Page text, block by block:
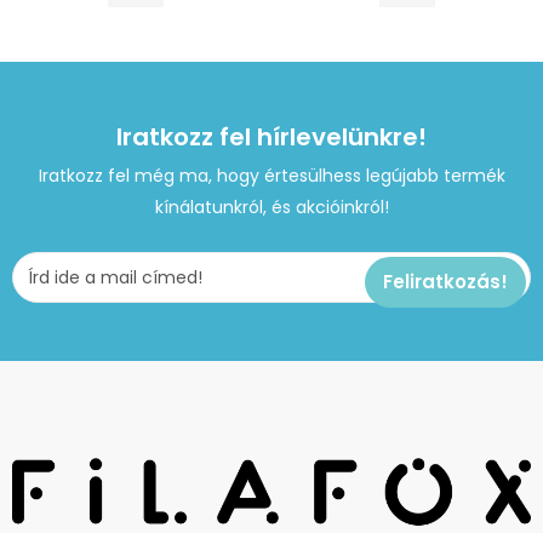
Iratkozz fel hírlevelünkre!
Iratkozz fel még ma, hogy értesülhess legújabb termék
kínálatunkról, és akcióinkról!